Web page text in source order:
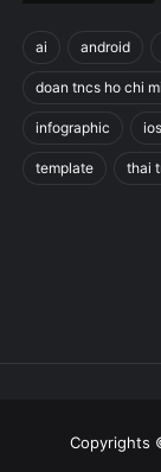
ai android
doan tncs ho chi
infographic ios
template thai
Copyrights